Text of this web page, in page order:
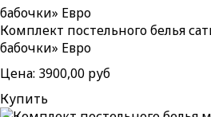
Комплект постельного белья
бабочки» Евро
Цена: 3900,00 руб
Купить